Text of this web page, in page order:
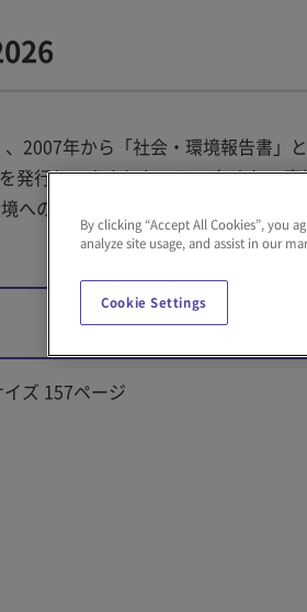
2007年から「社会・環境報告書」
発行してきました。2018年より、
への活動や取り組みを掲載した「
ダウンロード（17.0MB）
ズ 157ページ
By clicking “Accept All Cookies”, you
analyze site usage, and assist in our
Cookie Settings